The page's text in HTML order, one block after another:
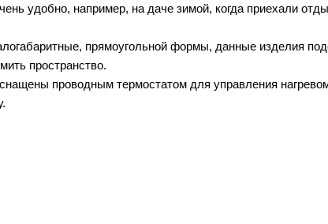
удобно, например, на даче зимой, когда приехали
прямоугольной формы, данные изделия
пространство.
проводным термостатом для управления